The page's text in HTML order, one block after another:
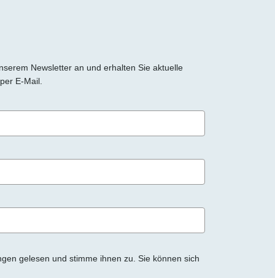
Newsletter an und erhalten Sie aktuelle
E-Mail.
gelesen und stimme ihnen zu. Sie können sich